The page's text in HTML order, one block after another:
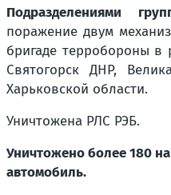
Подразделениями
поражение двум
бригаде терробороны
Святогорск ДНР,
Харьковской области.
Уничтожена РЛС РЭБ.
Уничтожено более 180
автомобиль.